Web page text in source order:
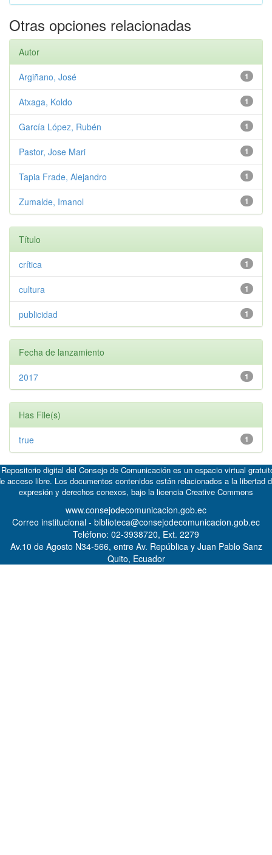
Otras opciones relacionadas
Autor
1
Argiñano, José
1
Atxaga, Koldo
1
García López, Rubén
1
Pastor, Jose Mari
1
Tapia Frade, Alejandro
1
Zumalde, Imanol
Título
1
crítica
1
cultura
1
publicidad
Fecha de lanzamiento
1
2017
Has File(s)
1
true
digital del Consejo de Comunicación es un espacio virtual
acceso libre. Los documentos contenidos están relacionados a la libertad
expresión y derechos conexos, bajo la licencia Creative Commons
www.consejodecomunicacion.gob.ec
Correo institucional - biblioteca@consejodecomunicacion.gob.ec
Teléfono: 02-3938720, Ext. 2279
Av.10 de Agosto N34-566, entre Av. República y Juan Pablo Sanz
Quito, Ecuador